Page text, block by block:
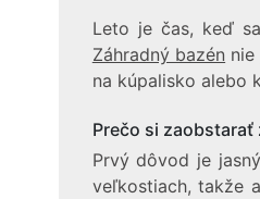
Leto je čas, keď
Záhradný bazén
na kúpalisko alebo
Prečo si zaobstarať
Prvý dôvod je
veľkostiach, takže